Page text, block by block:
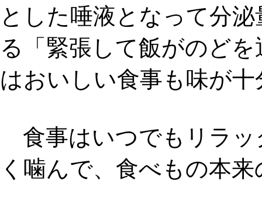
とした唾液となって分
る「 緊張して飯がのど
はおいしい食事も味が
食事はいつでもリラッ
く噛んで、食べもの本